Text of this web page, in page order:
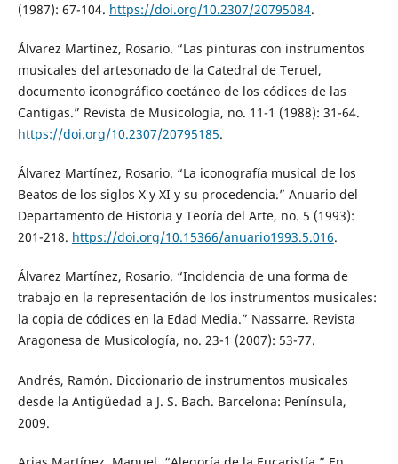
(1987): 67-104. https://doi.org/10.2307/20795084.
Álvarez Martínez, Rosario. “Las pinturas con instrumentos
musicales del artesonado de la Catedral de Teruel,
documento iconográfico coetáneo de los códices de las
Cantigas.” Revista de Musicología, no. 11-1 (1988): 31-64.
https://doi.org/10.2307/20795185.
Álvarez Martínez, Rosario. “La iconografía musical de los
Beatos de los siglos X y XI y su procedencia.” Anuario del
Departamento de Historia y Teoría del Arte, no. 5 (1993):
201-218. https://doi.org/10.15366/anuario1993.5.016.
Álvarez Martínez, Rosario. “Incidencia de una forma de
trabajo en la representación de los instrumentos musicales:
la copia de códices en la Edad Media.” Nassarre. Revista
Aragonesa de Musicología, no. 23-1 (2007): 53-77.
Andrés, Ramón. Diccionario de instrumentos musicales
desde la Antigüedad a J. S. Bach. Barcelona: Península,
2009.